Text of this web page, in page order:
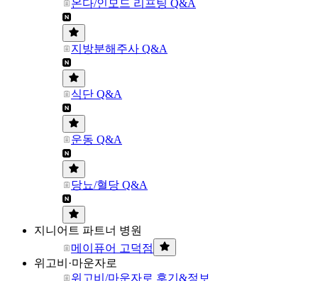
온다/인모드 리프팅 Q&A
지방분해주사 Q&A
식단 Q&A
운동 Q&A
당뇨/혈당 Q&A
지니어트 파트너 병원
메이퓨어 고덕점
위고비·마운자로
위고비/마운자로 후기&정보